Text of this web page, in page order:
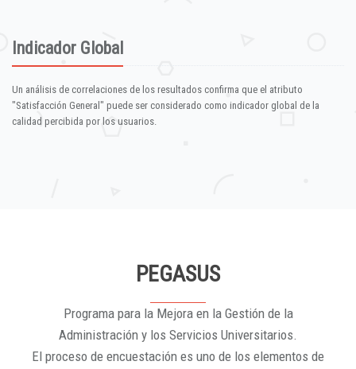
Indicador Global
Un análisis de correlaciones de los resultados confirma que el atributo
"Satisfacción General" puede ser considerado como indicador global de la
calidad percibida por los usuarios.
PEGASUS
Programa para la Mejora en la Gestión de la
Administración y los Servicios Universitarios.
El proceso de encuestación es uno de los elementos de